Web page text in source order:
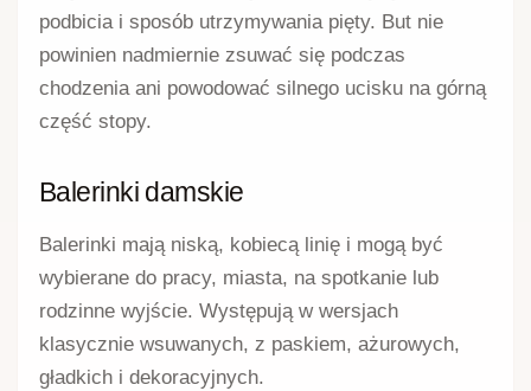
podbicia i sposób utrzymywania pięty. But nie
powinien nadmiernie zsuwać się podczas
chodzenia ani powodować silnego ucisku na górną
część stopy.
Balerinki damskie
Balerinki mają niską, kobiecą linię i mogą być
wybierane do pracy, miasta, na spotkanie lub
rodzinne wyjście. Występują w wersjach
klasycznie wsuwanych, z paskiem, ażurowych,
gładkich i dekoracyjnych.